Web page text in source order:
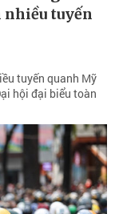
nhiều tuyến
tuyến quanh Mỹ
hội đại biểu toàn